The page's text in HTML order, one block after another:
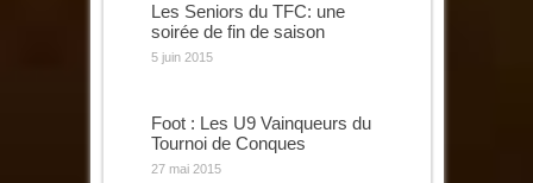
Les Seniors du TFC: une
soirée de fin de saison
5 juin 2015
Foot : Les U9 Vainqueurs du
Tournoi de Conques
27 mai 2015